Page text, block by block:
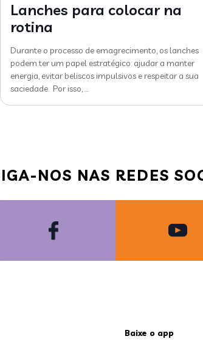
Lanches para colocar na
rotina
Durante o processo de emagrecimento, os lanches
podem ter um papel estratégico: ajudar a manter
energia, evitar beliscos impulsivos e respeitar a sua
saciedade. Por isso, …
NOS NAS REDES
Baixe o app